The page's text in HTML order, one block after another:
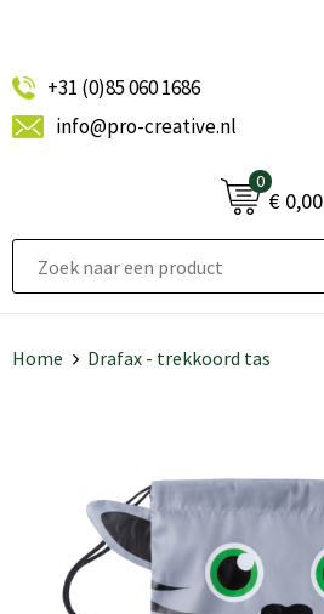
+31 (0)85 060 1686
info@pro-creative.nl
0
€ 0,00
Home Drafax - trekkoord tas